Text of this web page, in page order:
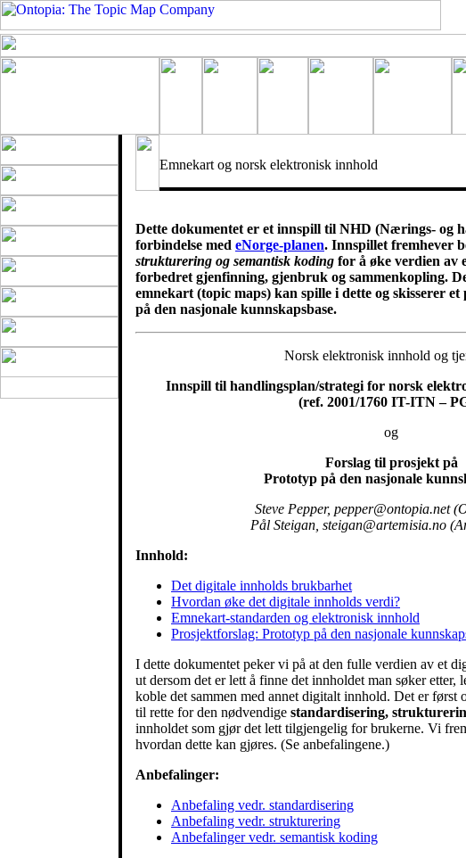
Emnekart og norsk elektronisk innhold
Dette dokumentet er et innspill til NHD (Nærings- og
forbindelse med eNorge-planen. Innspillet fremhever
strukturering og semantisk koding for å øke verdien av
forbedret gjenfinning, gjenbruk og sammenkopling.
emnekart (topic maps) kan spille i dette og skisserer
på den nasjonale kunnskapsbase.
Norsk elektronisk innhold og
Innspill til handlingsplan/strategi for norsk
(ref. 2001/1760 IT-ITN –
og
Forslag til prosjekt på
Prototyp på den nasjonale
Steve Pepper, pepper@ontopia.net
Pål Steigan, steigan@artemisia.no
Innhold:
Det digitale innholds brukbarhet
Hvordan øke det digitale innholds verdi?
Emnekart-standarden og elektronisk innhold
Prosjektforslag: Prototyp på den nasjonale
I dette dokumentet peker vi på at den fulle verdien av et
ut dersom det er lett å finne det innholdet man søker etter,
koble det sammen med annet digitalt innhold. Det er først
til rette for den nødvendige standardisering,
innholdet som gjør det lett tilgjengelig for brukerne. Vi
hvordan dette kan gjøres. (Se anbefalingene.)
Anbefalinger:
Anbefaling vedr. standardisering
Anbefaling vedr. strukturering
Anbefalinger vedr. semantisk koding